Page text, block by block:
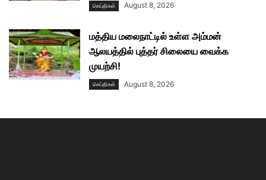
செய்திகள் August 8, 2026
மத்திய மலைநாட்டில் உள்ள அம்மன்
ஆலயத்தில் புத்தர் சிலையை வைக்க
முயற்சி!
செய்திகள் August 8, 2026